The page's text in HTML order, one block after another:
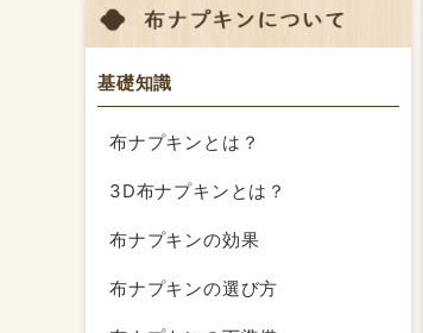
基礎知識
布ナプキンとは？
3D布ナプキンとは？
布ナプキンの効果
布ナプキンの選び方